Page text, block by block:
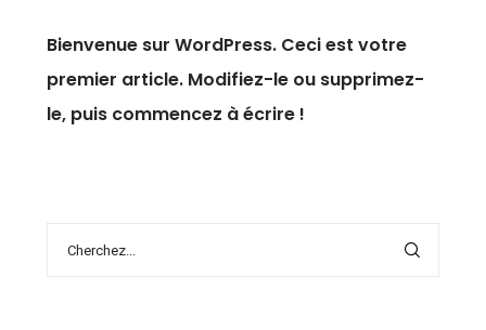
Bienvenue sur WordPress. Ceci est votre
premier article. Modifiez-le ou supprimez-
le, puis commencez à écrire !